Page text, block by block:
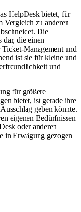
HelpDesk bietet, für
Vergleich zu anderen
Die
dar, die einen
Management und
ist sie für kleine und
und
für größere
bietet, ist gerade ihre
geben könnte.
eigenen Bedürfnissen
oder anderen
in Erwägung gezogen